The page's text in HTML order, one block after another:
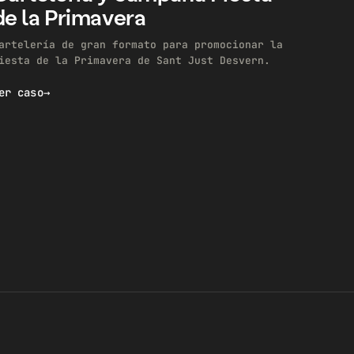
la Primavera
de gran formato para promocionar la
de la Primavera de Sant Just Desvern.
caso→